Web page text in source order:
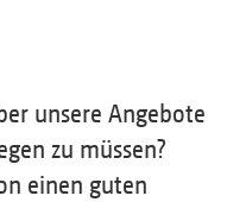
unsere Angebote
zu müssen?
einen guten